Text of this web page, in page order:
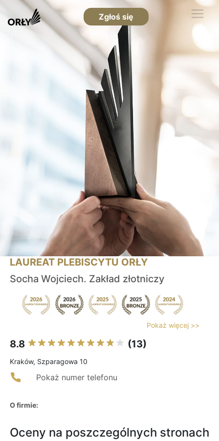
Zgłoś się
LAUREAT PLEBISCYTU ORŁY
Socha Wojciech. Zakład złotniczy
Pokaż więcej >>
8.8 (13)
Kraków, Szparagowa 10
Pokaż numer telefonu
O firmie:
Oceny na poszczególnych stronach